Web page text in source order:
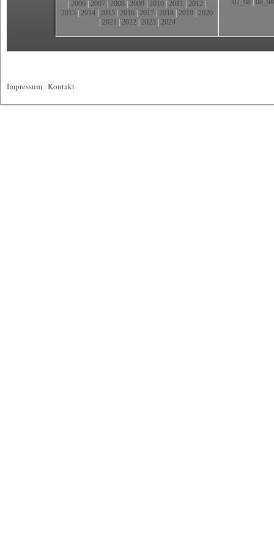
2006 2007 2008 2009 2010 2011 2012
2013 2014 2015 2016 2017 2018 2019 2020
2021 2022 2023| 2024
07_98 08_98
Impressum Kontakt